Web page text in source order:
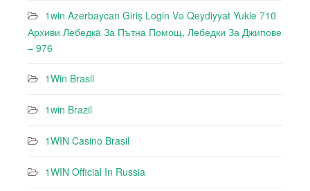
1win Azerbaycan Giriş Login Və Qeydiyyat Yukle 710
Архиви Лебедкa За Пътна Помощ, Лебедки За Джипове
– 976
1Win Brasil
1win Brazil
1WIN Casino Brasil
1WIN Official In Russia